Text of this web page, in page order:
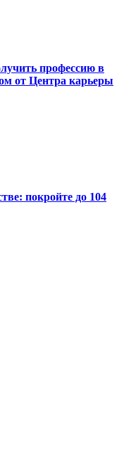
профессию в
от Центра карьеры
покройте до 104